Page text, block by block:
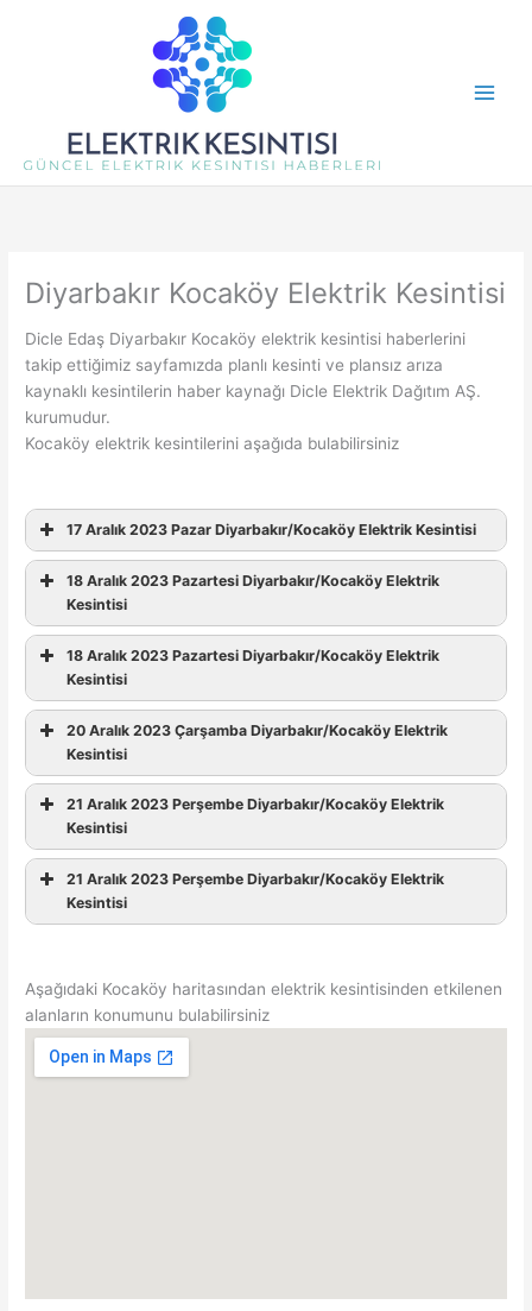
Diyarbakır Kocaköy Elektrik Kesintisi
Dicle Edaş Diyarbakır Kocaköy elektrik kesintisi haberlerini
takip ettiğimiz sayfamızda planlı kesinti ve plansız arıza
kaynaklı kesintilerin haber kaynağı Dicle Elektrik Dağıtım AŞ.
kurumudur.
Kocaköy elektrik kesintilerini aşağıda bulabilirsiniz
17 Aralık 2023 Pazar Diyarbakır/Kocaköy Elektrik Kesintisi
18 Aralık 2023 Pazartesi Diyarbakır/Kocaköy Elektrik
Kesintisi
18 Aralık 2023 Pazartesi Diyarbakır/Kocaköy Elektrik
Kesintisi
20 Aralık 2023 Çarşamba Diyarbakır/Kocaköy Elektrik
Kesintisi
21 Aralık 2023 Perşembe Diyarbakır/Kocaköy Elektrik
Kesintisi
21 Aralık 2023 Perşembe Diyarbakır/Kocaköy Elektrik
Kesintisi
Aşağıdaki Kocaköy haritasından elektrik kesintisinden etkilenen
alanların konumunu bulabilirsiniz